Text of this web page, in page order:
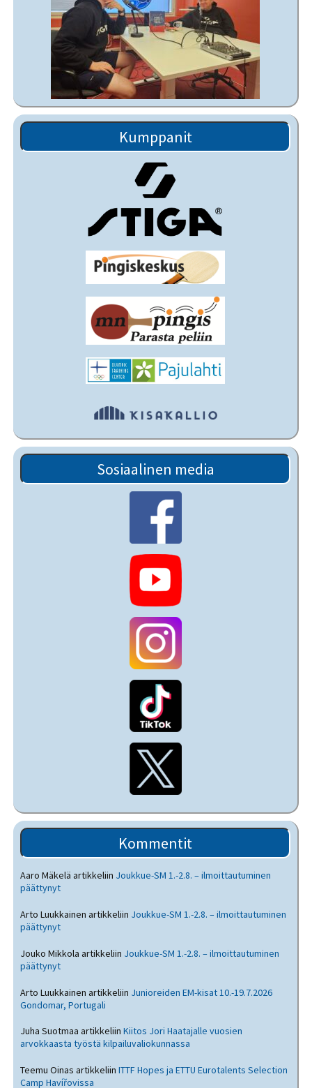
Kumppanit
Sosiaalinen media
Kommentit
Aaro Mäkelä artikkeliin Joukkue-SM 1.-2.8. – ilmoittautuminen
päättynyt
Arto Luukkainen artikkeliin Joukkue-SM 1.-2.8. – ilmoittautuminen
päättynyt
Jouko Mikkola artikkeliin Joukkue-SM 1.-2.8. – ilmoittautuminen
päättynyt
Arto Luukkainen artikkeliin Junioreiden EM-kisat 10.-19.7.2026
Gondomar, Portugali
Juha Suotmaa artikkeliinKiitos Jori Haatajalle vuosien
arvokkaasta työstä kilpailuvaliokunnassa
Teemu Oinas artikkeliinITTF Hopes ja ETTU Eurotalents Selection
Camp Havířovissa